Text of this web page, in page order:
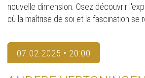
nouvelle dimension. Osez découvrir
où la maîtrise de soi et la fascination se
07.02.2025 • 20:00